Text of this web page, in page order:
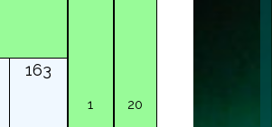
163
1 20